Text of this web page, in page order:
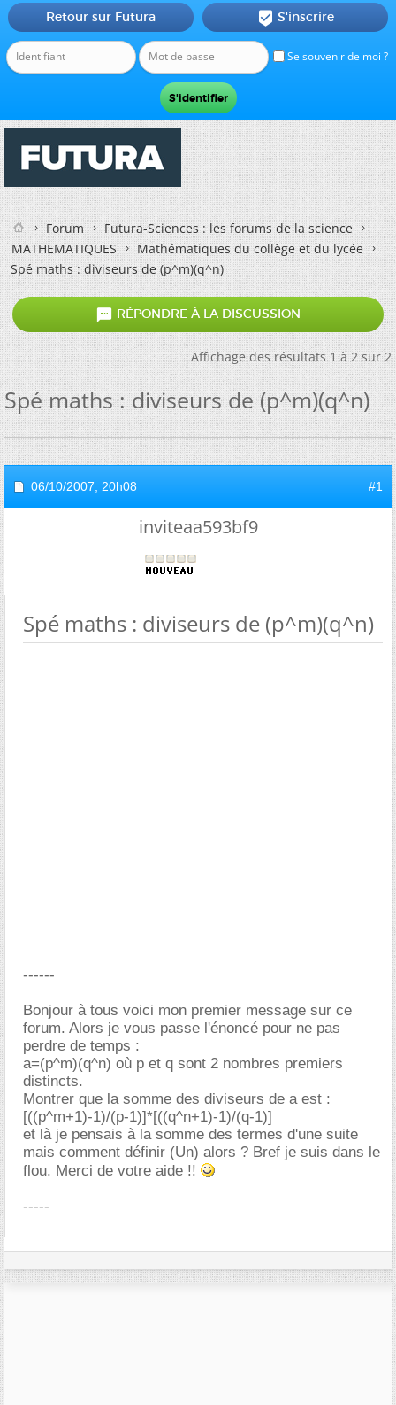
Se souvenir de moi ?
Retour sur Futura  S'inscrire
Forum
Futura-Sciences : les forums de la science
MATHEMATIQUES
Mathématiques du collège et du lycée
Spé maths : diviseurs de (p^m)(q^n)
 RÉPONDRE À LA DISCUSSION
Affichage des résultats 1 à 2 sur 2
Spé maths : diviseurs de (p^m)(q^n)
06/10/2007, 20h08 #1
inviteaa593bf9
Spé maths : diviseurs de (p^m)(q^n)
------
Bonjour à tous voici mon premier message sur ce
forum. Alors je vous passe l'énoncé pour ne pas
perdre de temps :
a=(p^m)(q^n) où p et q sont 2 nombres premiers
distincts.
Montrer que la somme des diviseurs de a est :
[((p^m+1)-1)/(p-1)]*[((q^n+1)-1)/(q-1)]
et là je pensais à la somme des termes d'une suite
mais comment définir (Un) alors ? Bref je suis dans le
flou. Merci de votre aide !!
-----